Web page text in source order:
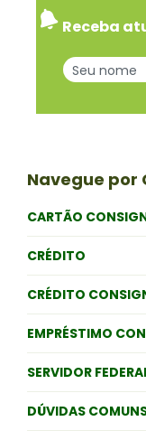
Receba
Navegue por
CARTÃO
CRÉDITO
CRÉDITO
EMPRÉSTIMO
SERVIDOR
DÚVIDAS